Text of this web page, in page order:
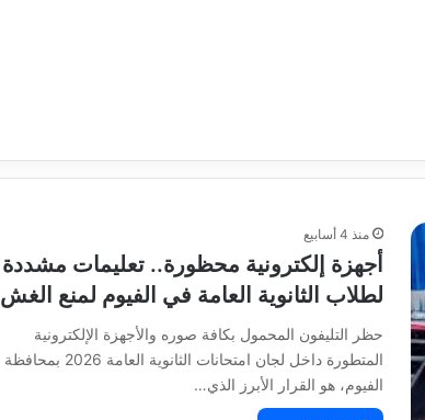
منذ 4 أسابيع
أجهزة إلكترونية محظورة.. تعليمات مشددة
لطلاب الثانوية العامة في الفيوم لمنع الغش
حظر التليفون المحمول بكافة صوره والأجهزة الإلكترونية
المتطورة داخل لجان امتحانات الثانوية العامة 2026 بمحافظة
الفيوم، هو القرار الأبرز الذي…